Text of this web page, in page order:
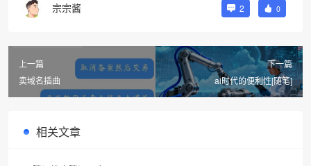
宗宗酱 2 0
上一篇
卖域名插曲
下一篇
ai时代的便利性[随笔]
相关文章